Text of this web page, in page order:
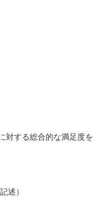
対する総合的な満足度を
述）